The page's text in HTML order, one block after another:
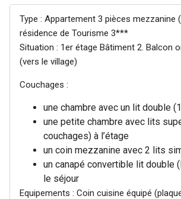
Type : Appartement 3 pièces mezzanine
résidence de Tourisme 3***
Situation : 1er étage Bâtiment 2. Balcon
(vers le village)
Couchages :
une chambre avec un lit double
une petite chambre avec lits
couchages) à l’étage
un coin mezzanine avec 2 lits
un canapé convertible lit double
le séjour
Equipements : Coin cuisine équipé